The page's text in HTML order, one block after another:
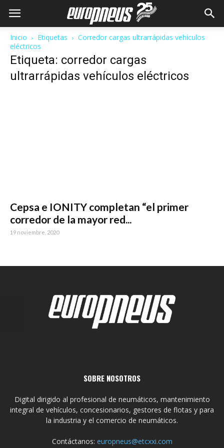
Inicio Etiquetas
Corredor cargas ultrarrápidas vehículos
eléctricos
Etiqueta: corredor cargas
ultrarrápidas vehículos eléctricos
Cepsa e IONITY completan “el primer
corredor de la mayor red...
19 noviembre, 2020
SOBRE NOSOTROS
Digital dirigido al profesional de neumáticos, mantenimiento
integral de vehículos, concesionarios, gestores de flotas y para
la industria y el comercio de neumáticos.
Contáctanos: europneus@etcxxi.com